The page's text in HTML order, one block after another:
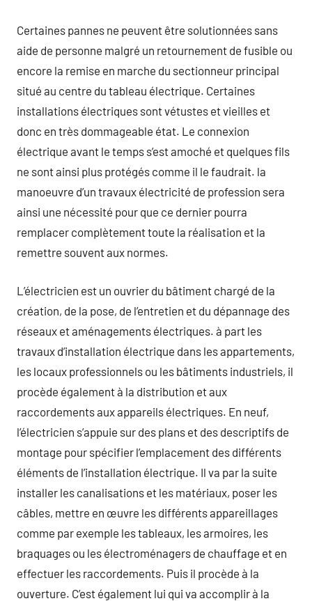
Certaines pannes ne peuvent être solutionnées sans
aide de personne malgré un retournement de fusible ou
encore la remise en marche du sectionneur principal
situé au centre du tableau électrique. Certaines
installations électriques sont vétustes et vieilles et
donc en très dommageable état. Le connexion
électrique avant le temps s’est amoché et quelques fils
ne sont ainsi plus protégés comme il le faudrait. la
manoeuvre d’un travaux électricité de profession sera
ainsi une nécessité pour que ce dernier pourra
remplacer complètement toute la réalisation et la
remettre souvent aux normes.
L’électricien est un ouvrier du bâtiment chargé de la
création, de la pose, de l’entretien et du dépannage des
réseaux et aménagements électriques. à part les
travaux d’installation électrique dans les appartements,
les locaux professionnels ou les bâtiments industriels, il
procède également à la distribution et aux
raccordements aux appareils électriques. En neuf,
l’électricien s’appuie sur des plans et des descriptifs de
montage pour spécifier l’emplacement des différents
éléments de l’installation électrique. Il va par la suite
installer les canalisations et les matériaux, poser les
câbles, mettre en œuvre les différents appareillages
comme par exemple les tableaux, les armoires, les
braquages ou les électroménagers de chauffage et en
effectuer les raccordements. Puis il procède à la
ouverture. C’est également lui qui va accomplir à la